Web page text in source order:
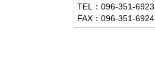
TEL：096-351-6923
FAX：096-351-6924